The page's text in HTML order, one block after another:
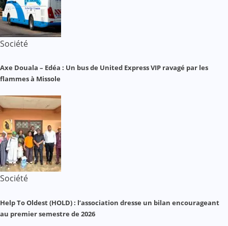
Société
Axe Douala – Edéa : Un bus de United Express VIP ravagé par les
flammes à Missole
Société
Help To Oldest (HOLD) : l’association dresse un bilan encourageant
au premier semestre de 2026